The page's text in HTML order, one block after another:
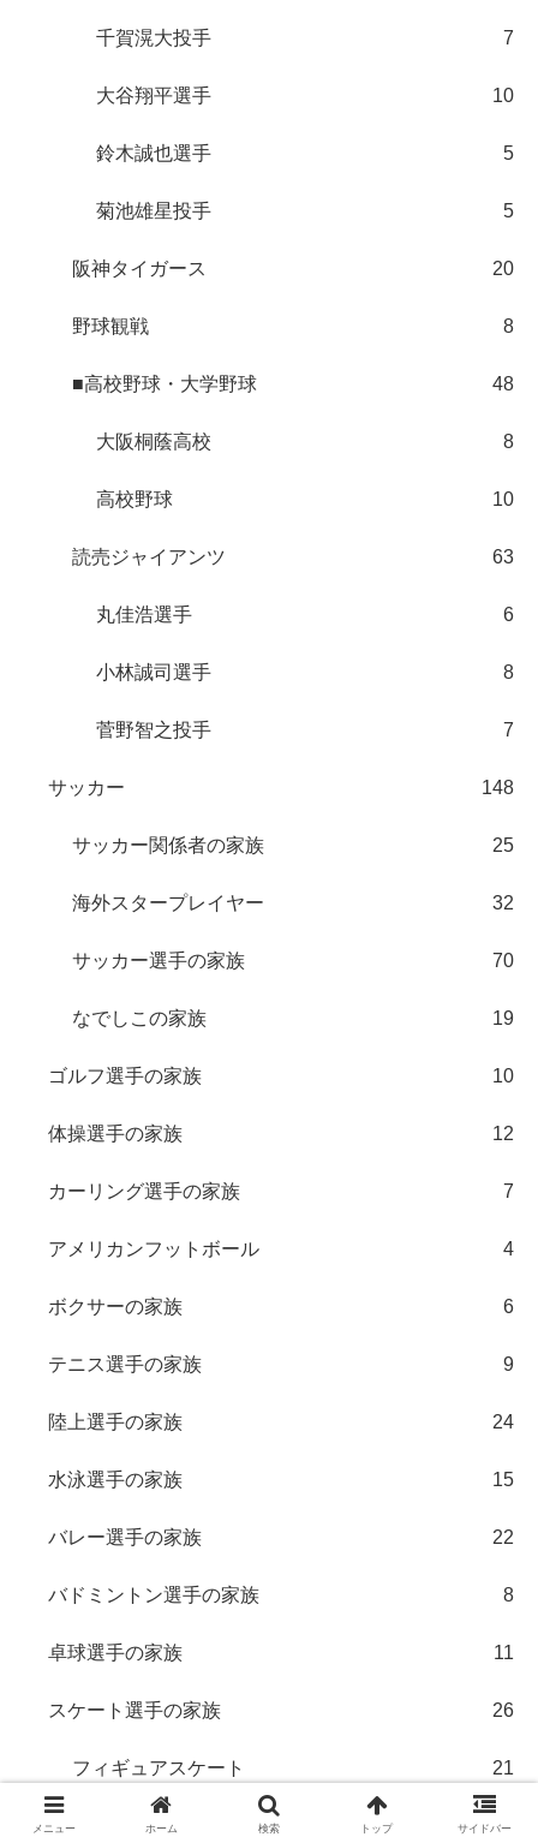
千賀滉大投手 7
大谷翔平選手 10
鈴木誠也選手 5
菊池雄星投手 5
阪神タイガース 20
野球観戦 8
■高校野球・大学野球 48
大阪桐蔭高校 8
高校野球 10
読売ジャイアンツ 63
丸佳浩選手 6
小林誠司選手 8
菅野智之投手 7
サッカー 148
サッカー関係者の家族 25
海外スタープレイヤー 32
サッカー選手の家族 70
なでしこの家族 19
ゴルフ選手の家族 10
体操選手の家族 12
カーリング選手の家族 7
アメリカンフットボール 4
ボクサーの家族 6
テニス選手の家族 9
陸上選手の家族 24
水泳選手の家族 15
バレー選手の家族 22
バドミントン選手の家族 8
卓球選手の家族 11
スケート選手の家族 26
フィギュアスケート 21
力士の家族 34
メニュー ホーム 検索 トップ サイドバー